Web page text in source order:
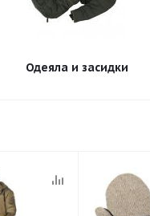
Одеяла и засидки